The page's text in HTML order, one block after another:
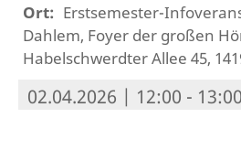
Ort: Erstsemester-
Dahlem, Foyer der großen
Habelschwerdter Allee 45,
02.04.2026 | 12:00 - 13:00